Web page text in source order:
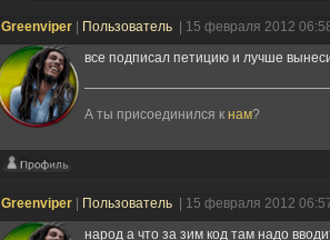
Greenviper Пользователь | 15 февраля 2012
все подписал петицию и лучше
А ты присоединился к нам?
Greenviper Пользователь | 15 февраля 2012
народ а что за зим код там надо